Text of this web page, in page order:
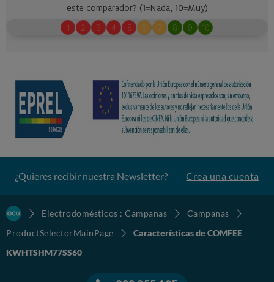
¿Quieres recibir nuestra Newsletter? Crea una cuenta
Electrodomésticos : Campanas
Campanas
ProductSelectorMainPage
Características de COMFEE
KWHTSHM77SS60